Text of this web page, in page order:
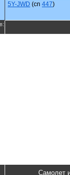
5Y-JWD (cn 447)
Самолет